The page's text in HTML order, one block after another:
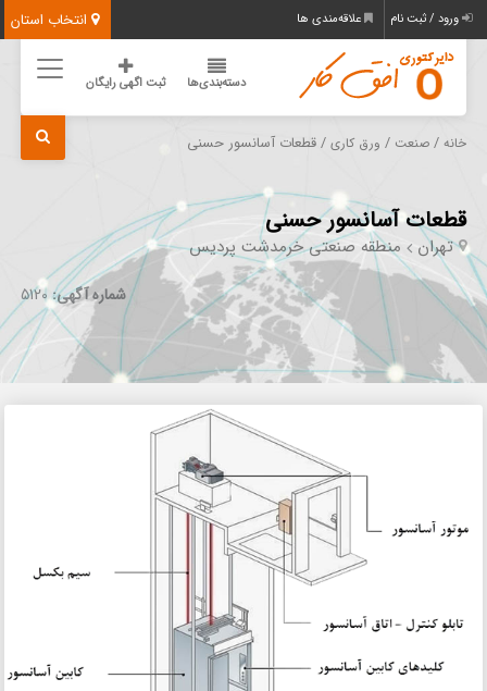
انتخاب استان ورود / ثبت نام علاقه‌مندی ها
دسته‌بندی‌ها ثبت اگهی رایگان
خانه /صنعت / ورق کاری / قطعات آسانسور حسنی
قطعات آسانسور حسنی
تهران منطقه صنعتی خرمدشت پردیس
شماره آگهی:5120